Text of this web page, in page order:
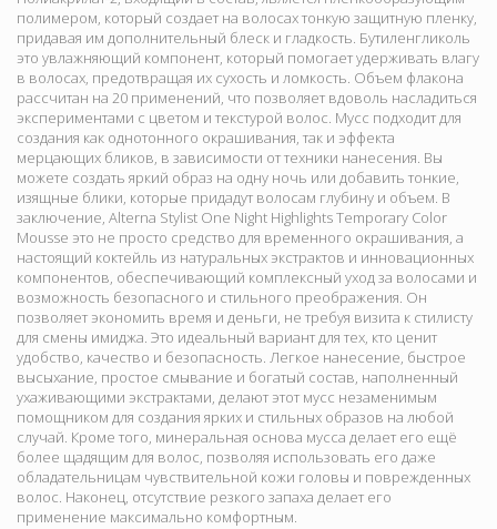
полимером, который создает на волосах тонкую защитную пленку,
придавая им дополнительный блеск и гладкость. Бутиленгликоль
это увлажняющий компонент, который помогает удерживать влагу
в волосах, предотвращая их сухость и ломкость. Объем флакона
рассчитан на 20 применений, что позволяет вдоволь насладиться
экспериментами с цветом и текстурой волос. Мусс подходит для
создания как однотонного окрашивания, так и эффекта
мерцающих бликов, в зависимости от техники нанесения. Вы
можете создать яркий образ на одну ночь или добавить тонкие,
изящные блики, которые придадут волосам глубину и объем. В
заключение, Alterna Stylist One Night Highlights Temporary Color
Mousse это не просто средство для временного окрашивания, а
настоящий коктейль из натуральных экстрактов и инновационных
компонентов, обеспечивающий комплексный уход за волосами и
возможность безопасного и стильного преображения. Он
позволяет экономить время и деньги, не требуя визита к стилисту
для смены имиджа. Это идеальный вариант для тех, кто ценит
удобство, качество и безопасность. Легкое нанесение, быстрое
высыхание, простое смывание и богатый состав, наполненный
ухаживающими экстрактами, делают этот мусс незаменимым
помощником для создания ярких и стильных образов на любой
случай. Кроме того, минеральная основа мусса делает его ещё
более щадящим для волос, позволяя использовать его даже
обладательницам чувствительной кожи головы и поврежденных
волос. Наконец, отсутствие резкого запаха делает его
применение максимально комфортным.